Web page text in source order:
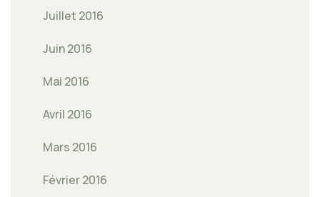
Juillet 2016
Juin 2016
Mai 2016
Avril 2016
Mars 2016
Février 2016